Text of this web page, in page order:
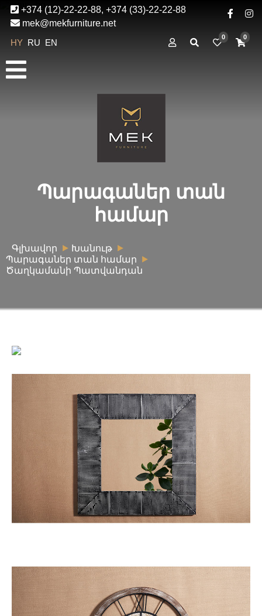
+374 (12)-22-22-88, +374 (33)-22-22-88
mek@mekfurniture.net
HY RU EN
0 0
Պարագաներ տան
համար
Գլխավոր
Խանութ
Պարագաներ տան համար
Ծաղկամանի Պատվանդան